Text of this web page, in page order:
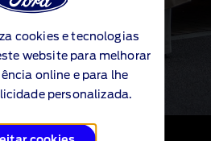
cookies e tecnologias
website para melhorar
online e para lhe
personalizada.